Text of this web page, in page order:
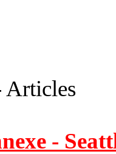
Articles
-